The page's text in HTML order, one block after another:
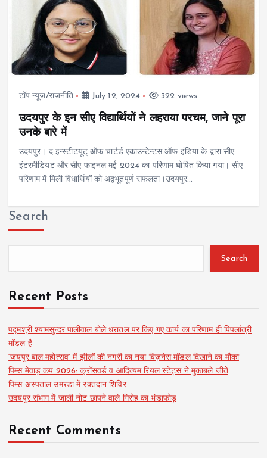
टॉप न्यूज/राजनीति July 12, 2024 322 views
उदयपुर के इन सीए विद्यार्थियों ने लहराया परचम, जाने पूरा
उनके बारे में
उदयपुर। द इन्स्टीटयूट् ऑफ चार्टर्ड एकाउन्टेन्टस ऑफ इंडिया के द्वारा सीए
इंटरमीडियट और सीए फाइनल मई 2024 का परिणाम घोषित किया गया। सीए
परिणाम में मिली विधार्थियों को अद्वभूतपूर्ण सफलता।उदयपुर…
Search
Search
Recent Posts
पद्मश्री श्यामसुन्दर पालीवाल बोले धरातल पर किए गए कार्य का परिणाम ही पिपलांत्री
मॉडल है
‘जयपुर बाल महोत्सव’ में झीलों की नगरी का नया बिज़नेस मॉडल दिखाने का मौका
पिम्स मेवाड़ कप 2026: क्रॉसवर्ड व आदित्यम रियल स्टेट्स ने मुकाबले जीते
पिम्स अस्पताल उमरडा में रक्तदान शिविर
उदयपुर संभाग में जाली नोट छापने वाले गिरोह का भंडाफोड़
Recent Comments